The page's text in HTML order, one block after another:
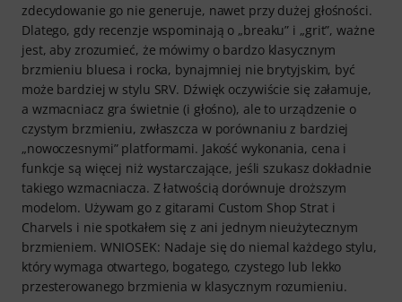
zdecydowanie go nie generuje, nawet przy dużej głośności.
Dlatego, gdy recenzje wspominają o „breaku” i „grit”, ważne
jest, aby zrozumieć, że mówimy o bardzo klasycznym
brzmieniu bluesa i rocka, bynajmniej nie brytyjskim, być
może bardziej w stylu SRV. Dźwięk oczywiście się załamuje,
a wzmacniacz gra świetnie (i głośno), ale to urządzenie o
czystym brzmieniu, zwłaszcza w porównaniu z bardziej
„nowoczesnymi” platformami. Jakość wykonania, cena i
funkcje są więcej niż wystarczające, jeśli szukasz dokładnie
takiego wzmacniacza. Z łatwością dorównuje droższym
modelom. Używam go z gitarami Custom Shop Strat i
Charvels i nie spotkałem się z ani jednym nieużytecznym
brzmieniem. WNIOSEK: Nadaje się do niemal każdego stylu,
który wymaga otwartego, bogatego, czystego lub lekko
przesterowanego brzmienia w klasycznym rozumieniu.